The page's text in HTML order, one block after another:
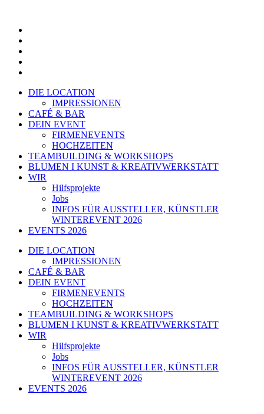
springen
DIE LOCATION
IMPRESSIONEN
CAFÉ & BAR
DEIN EVENT
FIRMENEVENTS
HOCHZEITEN
TEAMBUILDING & WORKSHOPS
BLUMEN I KUNST & KREATIVWERKSTATT
WIR
Hilfsprojekte
Jobs
INFOS FÜR AUSSTELLER, KÜNSTLER
WINTEREVENT 2026
EVENTS 2026
DIE LOCATION
IMPRESSIONEN
CAFÉ & BAR
DEIN EVENT
FIRMENEVENTS
HOCHZEITEN
TEAMBUILDING & WORKSHOPS
BLUMEN I KUNST & KREATIVWERKSTATT
WIR
Hilfsprojekte
Jobs
INFOS FÜR AUSSTELLER, KÜNSTLER
WINTEREVENT 2026
EVENTS 2026